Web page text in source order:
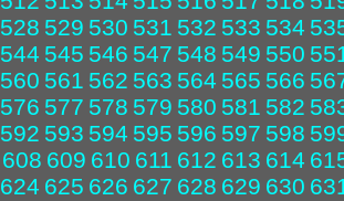
528 529 530 531 532 533 534
544 545 546 547 548 549 550
560 561 562 563 564 565 566
576 577 578 579 580 581 582
592 593 594 595 596 597 598
608 609 610 611 612 613 614
624 625 626 627 628 629 630